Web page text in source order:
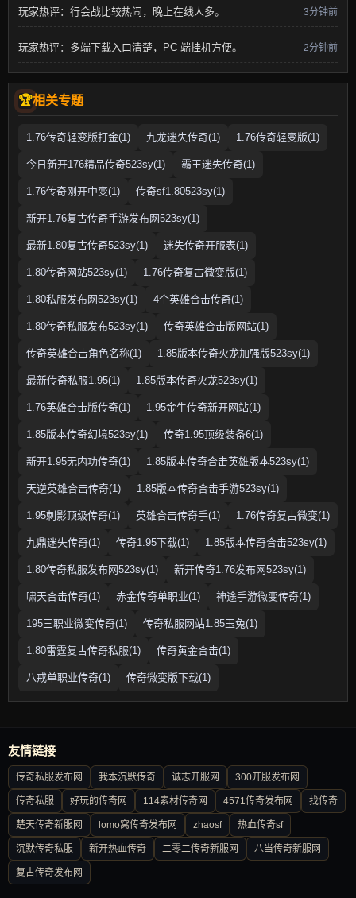
玩家热评：行会战比较热闹，晚上在线人多。 3分钟前
玩家热评：多端下载入口清楚，PC 端挂机方便。 2分钟前
相关专题
1.76传奇轻变版打金(1) 九龙迷失传奇(1) 1.76传奇轻变版(1)
今日新开176精品传奇523sy(1) 霸王迷失传奇(1)
1.76传奇刚开中变(1) 传奇sf1.80523sy(1)
新开1.76复古传奇手游发布网523sy(1)
最新1.80复古传奇523sy(1) 迷失传奇开服表(1)
1.80传奇网站523sy(1) 1.76传奇复古微变版(1)
1.80私服发布网523sy(1) 4个英雄合击传奇(1)
1.80传奇私服发布523sy(1) 传奇英雄合击版网站(1)
传奇英雄合击角色名称(1) 1.85版本传奇火龙加强版523sy(1)
最新传奇私服1.95(1) 1.85版本传奇火龙523sy(1)
1.76英雄合击版传奇(1) 1.95金牛传奇新开网站(1)
1.85版本传奇幻境523sy(1) 传奇1.95顶级装备6(1)
新开1.95无内功传奇(1) 1.85版本传奇合击英雄版本523sy(1)
天逆英雄合击传奇(1) 1.85版本传奇合击手游523sy(1)
1.95刺影顶级传奇(1) 英雄合击传奇手(1) 1.76传奇复古微变(1)
九鼎迷失传奇(1) 传奇1.95下载(1) 1.85版本传奇合击523sy(1)
1.80传奇私服发布网523sy(1) 新开传奇1.76发布网523sy(1)
啸天合击传奇(1) 赤金传奇单职业(1) 神途手游微变传奇(1)
195三职业微变传奇(1) 传奇私服网站1.85玉兔(1)
1.80雷霆复古传奇私服(1) 传奇黄金合击(1)
八戒单职业传奇(1) 传奇微变版下载(1)
友情链接
传奇私服发布网 我本沉默传奇 诚志开服网 300开服发布网
传奇私服 好玩的传奇网 114素材传奇网 4571传奇发布网 找传奇
楚天传奇新服网 lomo窝传奇发布网 zhaosf 热血传奇sf
沉默传奇私服 新开热血传奇 二零二传奇新服网 八当传奇新服网
复古传奇发布网